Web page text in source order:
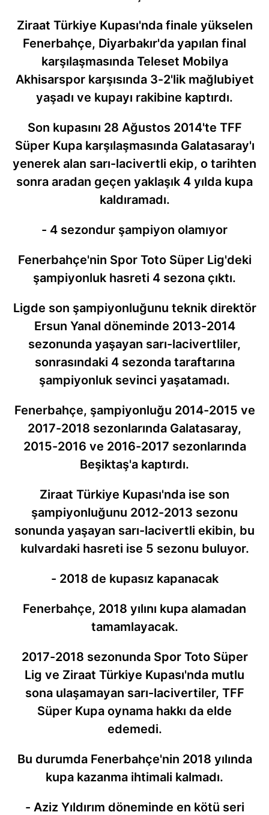
Ziraat Türkiye Kupası'nda finale yükselen
Fenerbahçe, Diyarbakır'da yapılan final
karşılaşmasında Teleset Mobilya
Akhisarspor karşısında 3-2'lik mağlubiyet
yaşadı ve kupayı rakibine kaptırdı.
Son kupasını 28 Ağustos 2014'te TFF
Süper Kupa karşılaşmasında Galatasaray'ı
yenerek alan sarı-lacivertli ekip, o tarihten
sonra aradan geçen yaklaşık 4 yılda kupa
kaldıramadı.
- 4 sezondur şampiyon olamıyor
Fenerbahçe'nin Spor Toto Süper Lig'deki
şampiyonluk hasreti 4 sezona çıktı.
Ligde son şampiyonluğunu teknik direktör
Ersun Yanal döneminde 2013-2014
sezonunda yaşayan sarı-lacivertliler,
sonrasındaki 4 sezonda taraftarına
şampiyonluk sevinci yaşatamadı.
Fenerbahçe, şampiyonluğu 2014-2015 ve
2017-2018 sezonlarında Galatasaray,
2015-2016 ve 2016-2017 sezonlarında
Beşiktaş'a kaptırdı.
Ziraat Türkiye Kupası'nda ise son
şampiyonluğunu 2012-2013 sezonu
sonunda yaşayan sarı-lacivertli ekibin, bu
kulvardaki hasreti ise 5 sezonu buluyor.
- 2018 de kupasız kapanacak
Fenerbahçe, 2018 yılını kupa alamadan
tamamlayacak.
2017-2018 sezonunda Spor Toto Süper
Lig ve Ziraat Türkiye Kupası'nda mutlu
sona ulaşamayan sarı-lacivertiler, TFF
Süper Kupa oynama hakkı da elde
edemedi.
Bu durumda Fenerbahçe'nin 2018 yılında
kupa kazanma ihtimali kalmadı.
- Aziz Yıldırım döneminde en kötü seri